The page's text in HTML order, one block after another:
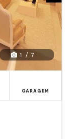
1 / 7
GARAGEM